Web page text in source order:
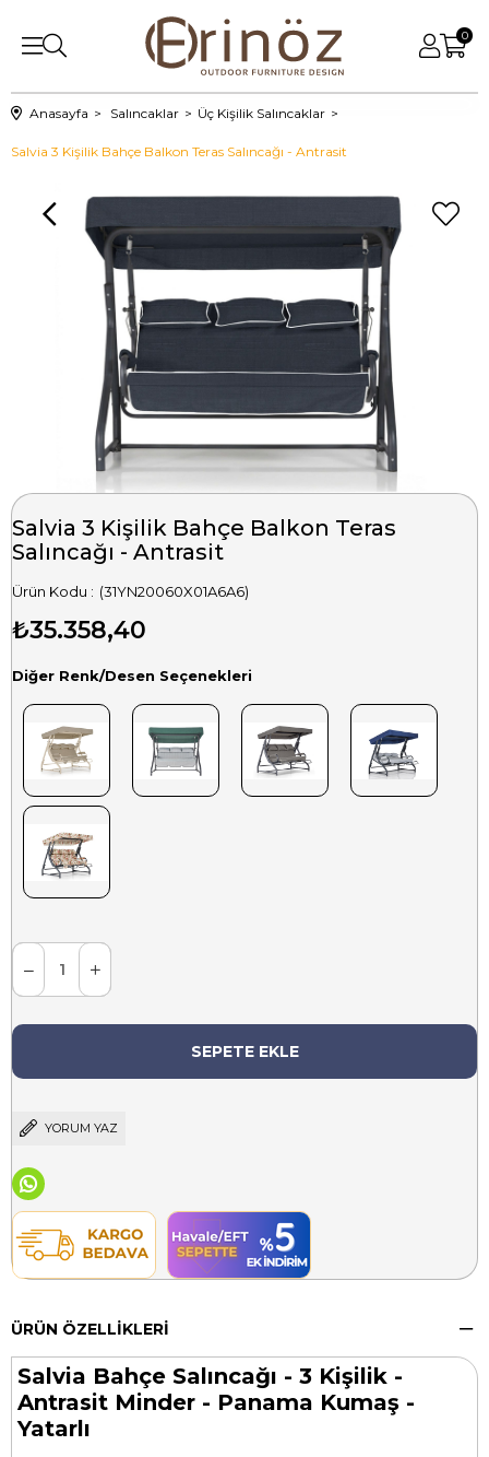
0
Anasayfa Salıncaklar Üç Kişilik Salıncaklar
Salvia 3 Kişilik Bahçe Balkon Teras Salıncağı - Antrasit
Salvia 3 Kişilik Bahçe Balkon Teras
Salıncağı - Antrasit
(31YN20060X01A6A6)
₺35.358,40
Diğer Renk/Desen Seçenekleri
YORUM YAZ
ÜRÜN ÖZELLIKLERI
Salvia Bahçe Salıncağı - 3 Kişilik -
Antrasit Minder - Panama Kumaş -
Yatarlı